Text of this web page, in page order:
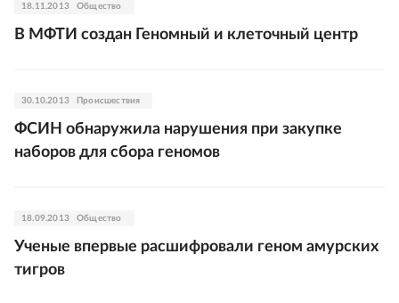
18.11.2013 Общество
В МФТИ создан Геномный и клеточный центр
30.10.2013 Происшествия
ФСИН обнаружила нарушения при закупке
наборов для сбора геномов
18.09.2013 Общество
Ученые впервые расшифровали геном амурских
тигров